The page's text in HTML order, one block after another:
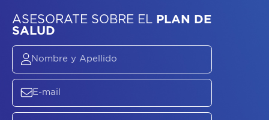
ASESORATE SOBREELPLAN DE
SALUD